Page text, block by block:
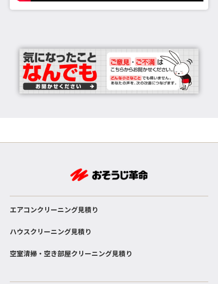
エアコンクリーニング見積り
ハウスクリーニング見積り
空室清掃・空き部屋クリーニング見積り